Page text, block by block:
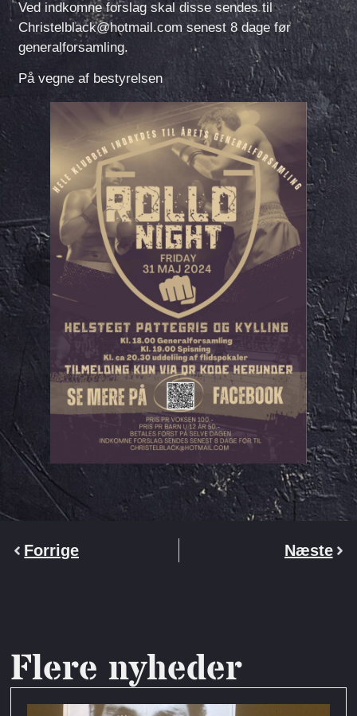
Ved indkomne forslag skal disse sendes til
Christelblack@hotmail.com senest 8 dage før
generalforsamling.
På vegne af bestyrelsen
Forrige Næste
Flere nyheder